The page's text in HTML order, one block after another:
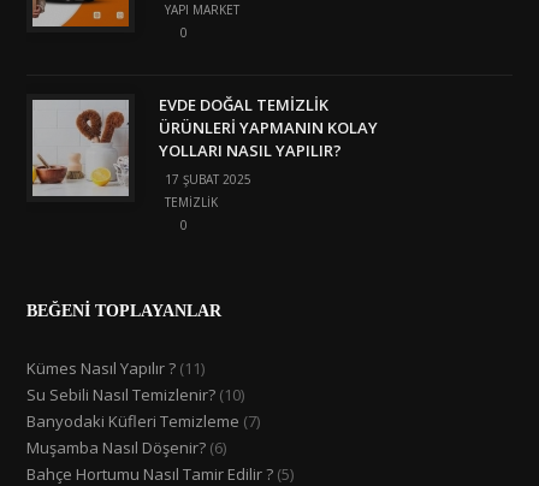
YAPI MARKET
0
EVDE DOĞAL TEMIZLIK
ÜRÜNLERI YAPMANIN KOLAY
YOLLARI NASIL YAPILIR?
17 ŞUBAT 2025
TEMIZLIK
0
BEĞENİ TOPLAYANLAR
Kümes Nasıl Yapılır ? (11)
Su Sebili Nasıl Temizlenir? (10)
Banyodaki Küfleri Temizleme (7)
Muşamba Nasıl Döşenir? (6)
Bahçe Hortumu Nasıl Tamir Edilir ? (5)